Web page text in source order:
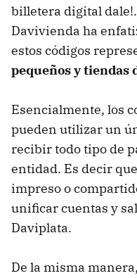
billetera digital
Davivienda ha
estos códigos
pequeños y tiendas
Esencialmente, los
pueden utilizar un
recibir todo tipo de
entidad. Es decir
impreso o
unificar cuentas y
Daviplata.
De la misma